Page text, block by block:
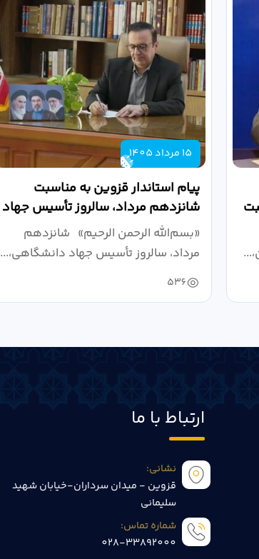
15 مرداد 1405
پیام استاندار قزوین به مناسبت
شانزدهم مرداد، سالروز تأسیس جهاد
دانشگاهی
«بسم‌الله الرحمن الرحیم» شانزدهم
مرداد، سالروز تأسیس جهاد دانشگاهی،...
536
ارتباط با ما
نشانی:
قزوین - میدان سرداران-خیابان شهید
سلیمانی
شماره تماس:
028-33892000